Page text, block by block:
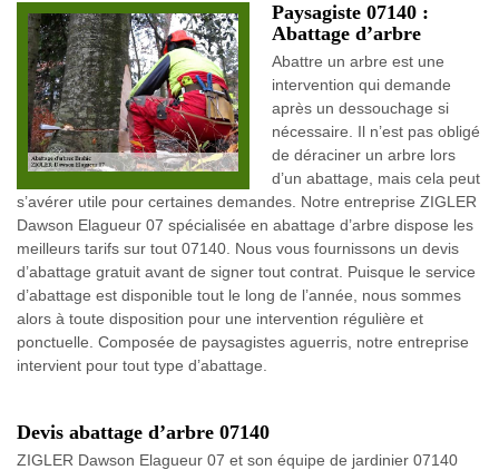
Paysagiste 07140 :
Abattage d’arbre
Abattre un arbre est une
intervention qui demande
après un dessouchage si
nécessaire. Il n’est pas obligé
de déraciner un arbre lors
d’un abattage, mais cela peut
s’avérer utile pour certaines demandes. Notre entreprise ZIGLER
Dawson Elagueur 07 spécialisée en abattage d’arbre dispose les
meilleurs tarifs sur tout 07140. Nous vous fournissons un devis
d’abattage gratuit avant de signer tout contrat. Puisque le service
d’abattage est disponible tout le long de l’année, nous sommes
alors à toute disposition pour une intervention régulière et
ponctuelle. Composée de paysagistes aguerris, notre entreprise
intervient pour tout type d’abattage.
Devis abattage d’arbre 07140
ZIGLER Dawson Elagueur 07 et son équipe de jardinier 07140